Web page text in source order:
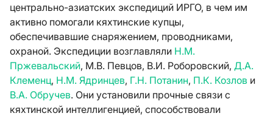
центрально-азиатских экспедиций ИРГО, в чем им
активно помогали кяхтинские купцы,
обеспечивавшие снаряжением, проводниками,
охраной. Экспедиции возглавляли Н.М.
Пржевальский, М.В. Певцов, В.И. Роборовский, Д.А.
Клеменц, Н.М. Ядринцев, Г.Н. Потанин, П.К. Козлов и
В.А. Обручев. Они установили прочные связи с
кяхтинской интеллигенцией, способствовали